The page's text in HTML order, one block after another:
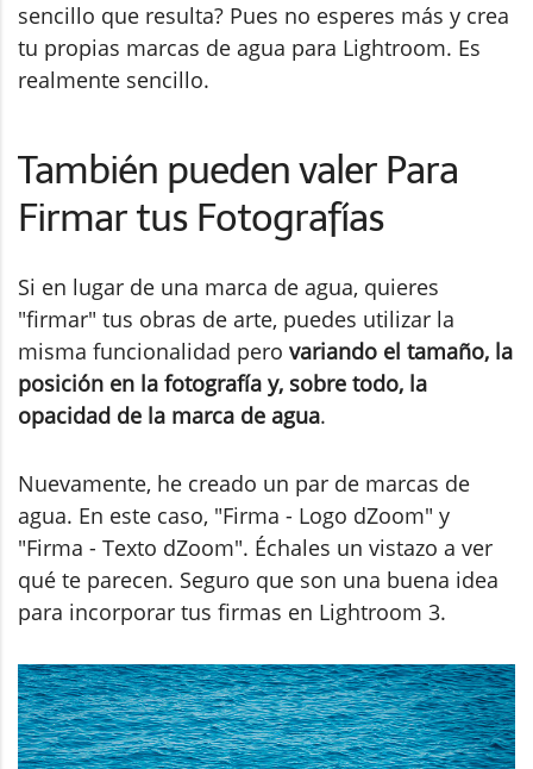
sencillo que resulta? Pues no esperes más y crea
tu propias marcas de agua para Lightroom. Es
realmente sencillo.
También pueden valer Para
Firmar tus Fotografías
Si en lugar de una marca de agua, quieres
"firmar" tus obras de arte, puedes utilizar la
misma funcionalidad pero variando el tamaño, la
posición en la fotografía y, sobre todo, la
opacidad de la marca de agua.
Nuevamente, he creado un par de marcas de
agua. En este caso, "Firma - Logo dZoom" y
"Firma - Texto dZoom". Échales un vistazo a ver
qué te parecen. Seguro que son una buena idea
para incorporar tus firmas en Lightroom 3.